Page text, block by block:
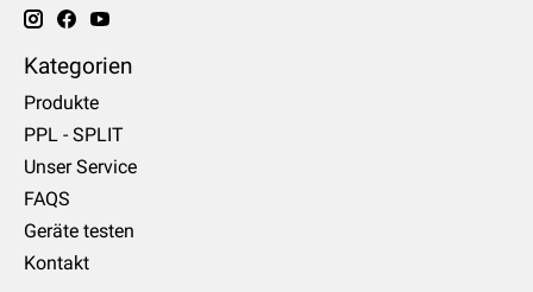
Kategorien
Produkte
PPL - SPLIT
Unser Service
FAQS
Geräte testen
Kontakt